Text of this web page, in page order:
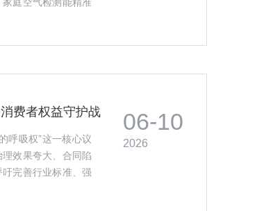
06-10
2026
费者权益守护战
呼吸权”这一核心议
效果夸大、合同陷
完善行业标准、强